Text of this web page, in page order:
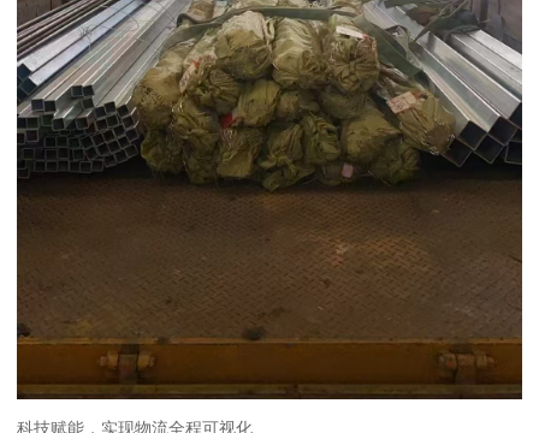
科技赋能，实现物流全程可视化